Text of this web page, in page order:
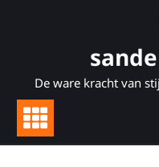
De ware kracht van